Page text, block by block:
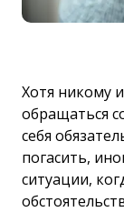
Хотя никому
обращаться
себя
погасить,
ситуации,